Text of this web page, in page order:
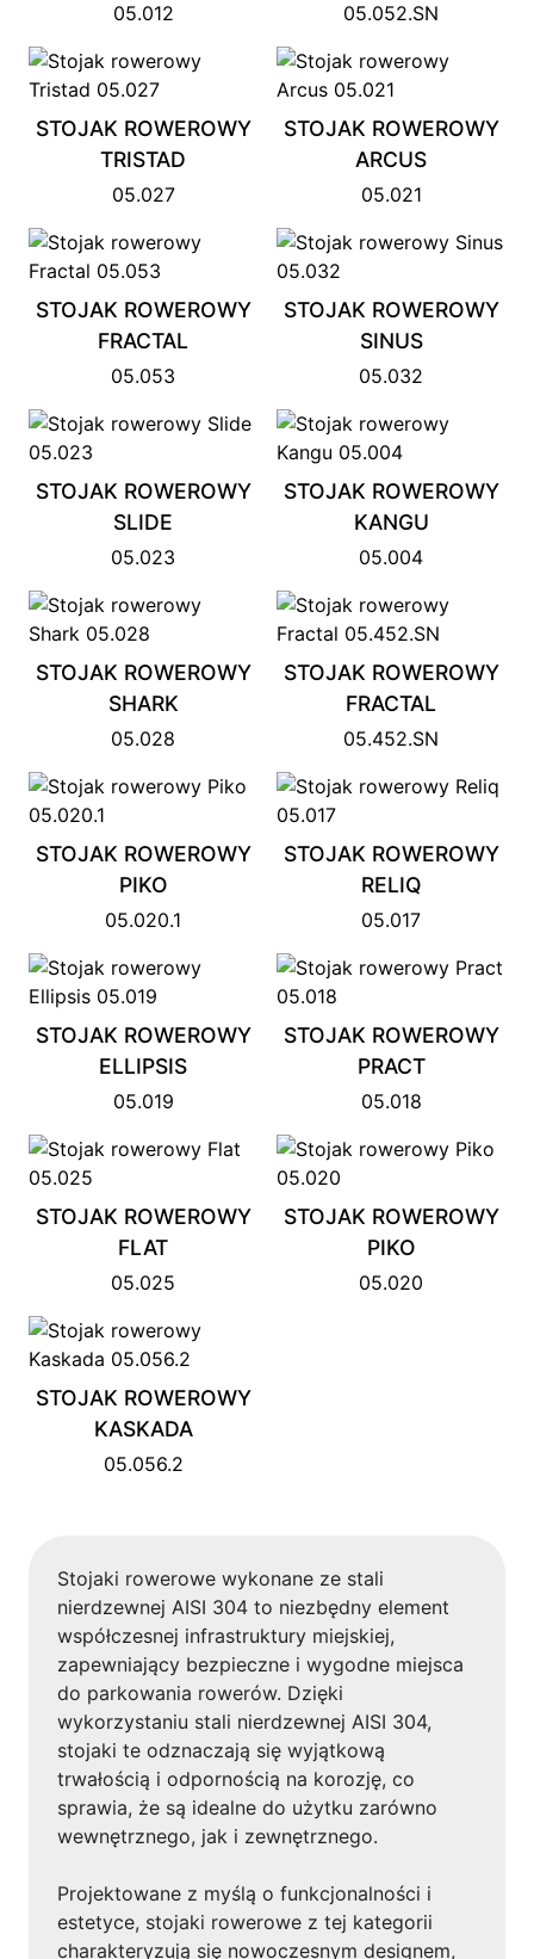
05.012 05.052.SN
STOJAK ROWEROWY
TRISTAD
05.027
STOJAK ROWEROWY
ARCUS
05.021
STOJAK ROWEROWY
FRACTAL
05.053
STOJAK ROWEROWY
SINUS
05.032
STOJAK ROWEROWY
SLIDE
05.023
STOJAK ROWEROWY
KANGU
05.004
STOJAK ROWEROWY
SHARK
05.028
STOJAK ROWEROWY
FRACTAL
05.452.SN
STOJAK ROWEROWY
PIKO
05.020.1
STOJAK ROWEROWY
RELIQ
05.017
STOJAK ROWEROWY
ELLIPSIS
05.019
STOJAK ROWEROWY
PRACT
05.018
STOJAK ROWEROWY
FLAT
05.025
STOJAK ROWEROWY
PIKO
05.020
STOJAK ROWEROWY
KASKADA
05.056.2
Stojaki rowerowe wykonane ze stali
nierdzewnej AISI 304 to niezbędny element
współczesnej infrastruktury miejskiej,
zapewniający bezpieczne i wygodne miejsca
do parkowania rowerów. Dzięki
wykorzystaniu stali nierdzewnej AISI 304,
stojaki te odznaczają się wyjątkową
trwałością i odpornością na korozję, co
sprawia, że są idealne do użytku zarówno
wewnętrznego, jak i zewnętrznego.
Projektowane z myślą o funkcjonalności i
estetyce, stojaki rowerowe z tej kategorii
charakteryzują się nowoczesnym designem,